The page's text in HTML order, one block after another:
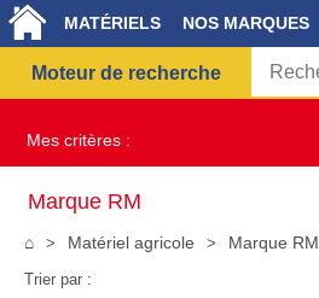
MATÉRIELS NOS MARQUES
Moteur de recherche
Mes critères :
⌂ Matériel agricole Marque RM
Marque RM
Trier par :